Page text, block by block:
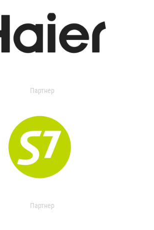
Партнер
Партнер